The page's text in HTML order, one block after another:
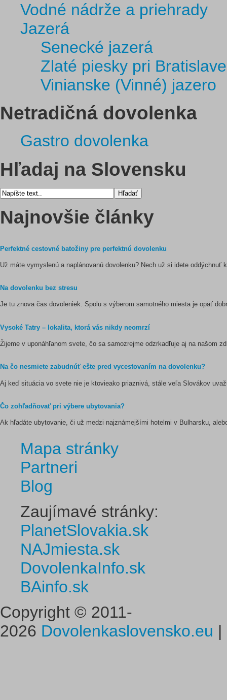
Vodné nádrže a priehrady
Jazerá
Senecké jazerá
Zlaté piesky pri Bratislave
Vinianske (Vinné) jazero
Netradičná dovolenka
Gastro dovolenka
Hľadaj na Slovensku
Najnovšie články
Perfektné cestovné batožiny pre perfektnú dovolenku
Už máte vymyslenú a naplánovanú dovolenku? Nech už si idete
Na dovolenku bez stresu
Je tu znova čas dovoleniek. Spolu s výberom samotného miesta je opäť
Vysoké Tatry – lokalita, ktorá vás nikdy neomrzí
Žijeme v uponáhľanom svete, čo sa samozrejme odzrkadľuje aj na našom
Na čo nesmiete zabudnúť ešte pred vycestovaním na dovolenku?
Aj keď situácia vo svete nie je ktovieako priaznivá, stále veľa Slovákov
Čo zohľadňovať pri výbere ubytovania?
Ak hľadáte ubytovanie, či už medzi najznámejšími hotelmi v Bulharsku,
Mapa stránky
Partneri
Blog
Zaujímavé stránky:
PlanetSlovakia.sk
NAJmiesta.sk
DovolenkaInfo.sk
BAinfo.sk
Copyright © 2011-
2026 Dovolenkaslovensko.eu |